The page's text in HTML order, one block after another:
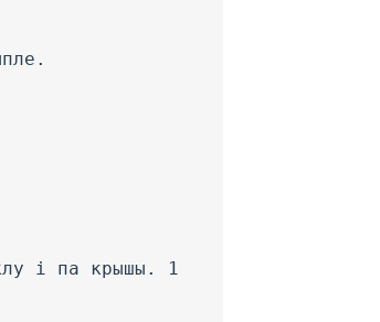
і па крышы. 1